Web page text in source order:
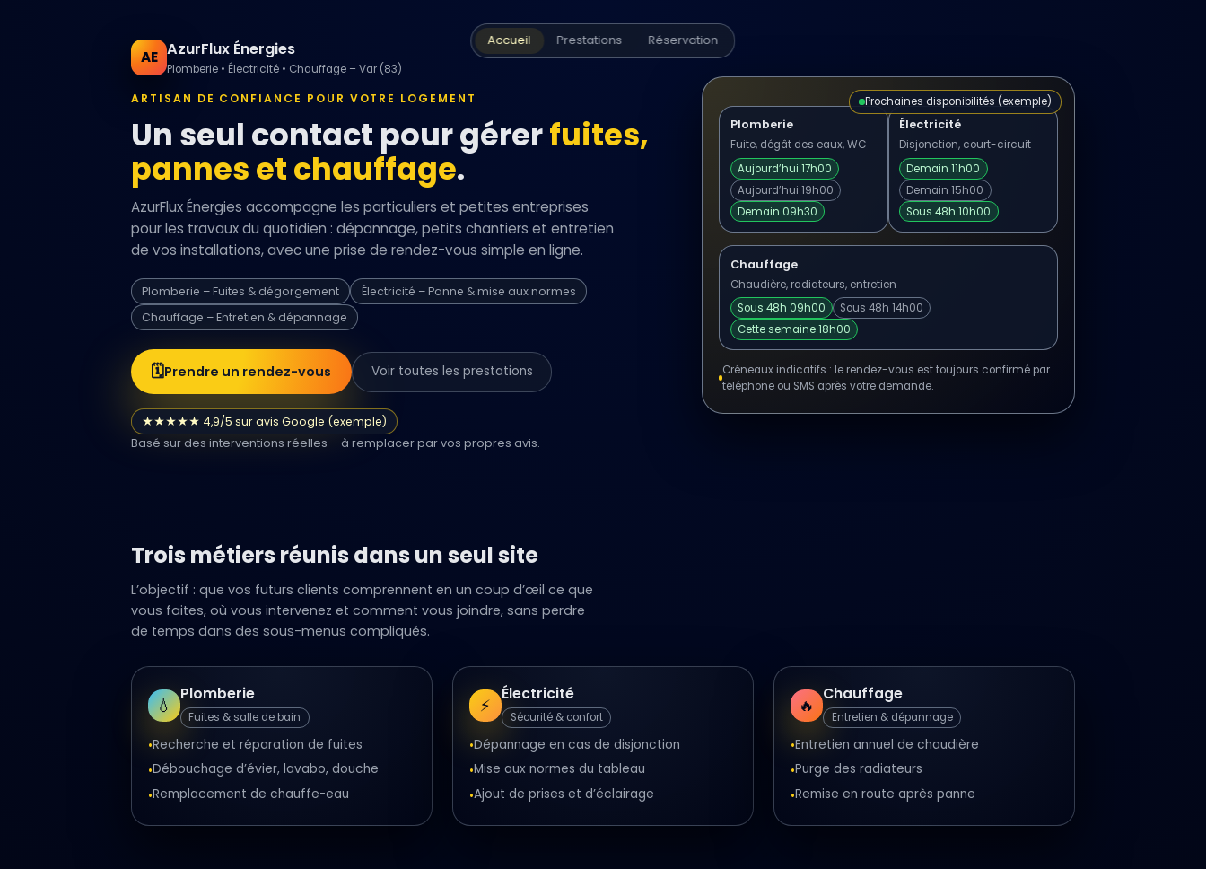
Accueil Prestations Réservation
AE AzurFlux Énergies
Plomberie • Électricité • Chauffage – Var (83)
ARTISAN DE CONFIANCE POUR VOTRE LOGEMENT
Un seul contact pour gérerfuites,
pannes et chauffage.
AzurFlux Énergies accompagne les particuliers et petites entreprises
pour les travaux du quotidien : dépannage, petits chantiers et entretien
de vos installations, avec une prise de rendez-vous simple en ligne.
Plomberie – Fuites & dégorgement
Électricité – Panne & mise aux normes
Chauffage – Entretien & dépannage
🗓️Prendre un rendez-vous Voir toutes les prestations
★★★★★ 4,9/5 sur avis Google (exemple)
Basé sur des interventions réelles – à remplacer par vos propres avis.
Prochaines disponibilités (exemple)
Plomberie
Fuite, dégât des eaux, WC
Aujourd’hui 17h00
Aujourd’hui 19h00
Demain 09h30
Électricité
Disjonction, court-circuit
Demain 11h00
Demain 15h00
Sous 48h 10h00
Chauffage
Chaudière, radiateurs, entretien
Sous 48h 09h00
Sous 48h 14h00
Cette semaine 18h00
Créneaux indicatifs : le rendez-vous est toujours confirmé par
téléphone ou SMS après votre demande.
Trois métiers réunis dans un seul site
L’objectif : que vos futurs clients comprennent en un coup d’œil ce que
vous faites, où vous intervenez et comment vous joindre, sans perdre
de temps dans des sous-menus compliqués.
💧
Plomberie
Fuites & salle de bain
•Recherche et réparation de fuites
•Débouchage d’évier, lavabo, douche
•Remplacement de chauffe-eau
⚡
Électricité
Sécurité & confort
•Dépannage en cas de disjonction
•Mise aux normes du tableau
•Ajout de prises et d’éclairage
🔥
Chauffage
Entretien & dépannage
•Entretien annuel de chaudière
•Purge des radiateurs
•Remise en route après panne